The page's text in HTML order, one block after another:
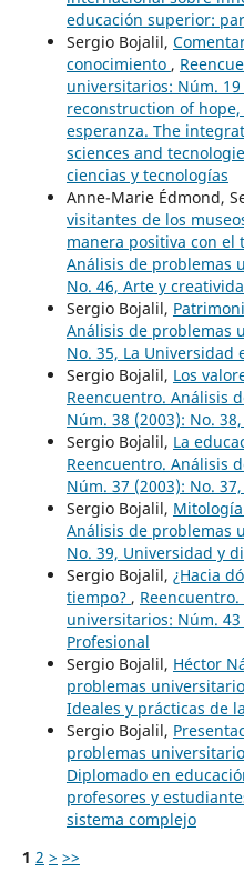
educación superior:
Sergio Bojalil,
conocimiento ,
universitarios: Núm. 19
reconstruction of
esperanza. The
sciences and
ciencias y tecnologías
Anne-Marie Édmond,
visitantes de los
manera positiva con el
Análisis de problemas
No. 46, Arte y
Sergio Bojalil,
Análisis de problemas
No. 35, La Universidad
Sergio Bojalil, Los
Reencuentro. Análisis
Núm. 38 (2003): No.
Sergio Bojalil, La
Reencuentro. Análisis
Núm. 37 (2003): No.
Sergio Bojalil,
Análisis de problemas
No. 39, Universidad y
Sergio Bojalil, ¿Hacia
tiempo? ,
universitarios: Núm. 43
Profesional
Sergio Bojalil, Héctor
problemas
Ideales y prácticas de
Sergio Bojalil,
problemas
Diplomado en
profesores y
sistema complejo
1 2 > >>